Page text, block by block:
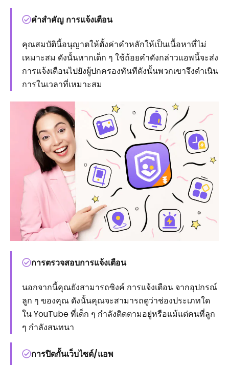
คำสำคัญ การแจ้งเตือน
คุณสมบัตินี้อนุญาตให้ตั้งค่าคำหลักให้เป็นเนื้อหาที่ไม่
เหมาะสม ดังนั้นหากเด็ก ๆ ใช้ถ้อยคำดังกล่าวแอพนี้จะส่ง
การแจ้งเตือนไปยังผู้ปกครองทันทีดังนั้นพวกเขาจึงดำเนิน
การในเวลาที่เหมาะสม
การตรวจสอบการแจ้งเตือน
นอกจากนี้คุณยังสามารถซิงค์ การแจ้งเตือน จากอุปกรณ์
ลูก ๆ ของคุณ ดังนั้นคุณจะสามารถดูว่าช่องประเภทใด
ใน YouTube ที่เด็ก ๆ กำลังติดตามอยู่หรือแม้แต่คนที่ลูก
ๆ กำลังสนทนา
การปิดกั้นเว็บไซต์/แอพ